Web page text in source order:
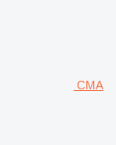
CMA